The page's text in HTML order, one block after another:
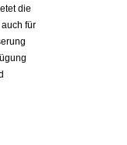
die
für